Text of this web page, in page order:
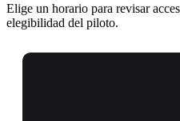
Elige un horario para revisar
elegibilidad del piloto.